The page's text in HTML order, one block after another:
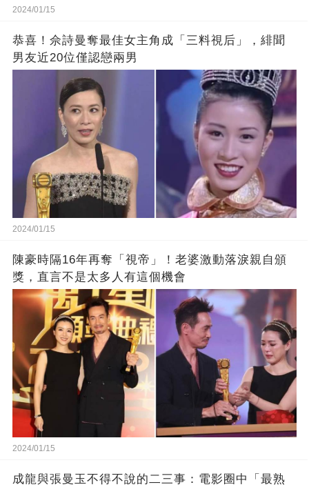
2024/01/15
恭喜！佘詩曼奪最佳女主角成「三料視后」，緋聞
男友近20位僅認戀兩男
2024/01/15
陳豪時隔16年再奪「視帝」！老婆激動落淚親自頒
獎，直言不是太多人有這個機會
2024/01/15
成龍與張曼玉不得不說的二三事：電影圈中「最熟